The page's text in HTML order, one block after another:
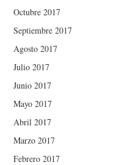
Octubre 2017
Septiembre 2017
Agosto 2017
Julio 2017
Junio 2017
Mayo 2017
Abril 2017
Marzo 2017
Febrero 2017